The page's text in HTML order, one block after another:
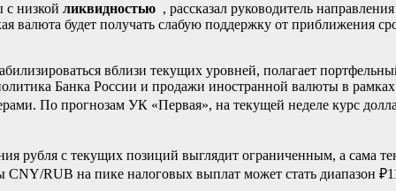
с низкой ликвидностью , рассказал руководитель
валюта будет получать слабую поддержку от приближения
вблизи текущих уровней, полагает
Банка России и продажи иностранной валюты в
По прогнозам УК «Первая», на текущей неделе курс
рубля с текущих позиций выглядит ограниченным, а сама
RUB на пике налоговых выплат может стать диапазон